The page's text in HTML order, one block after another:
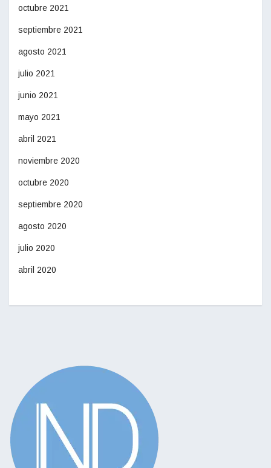
octubre 2021
septiembre 2021
agosto 2021
julio 2021
junio 2021
mayo 2021
abril 2021
noviembre 2020
octubre 2020
septiembre 2020
agosto 2020
julio 2020
abril 2020